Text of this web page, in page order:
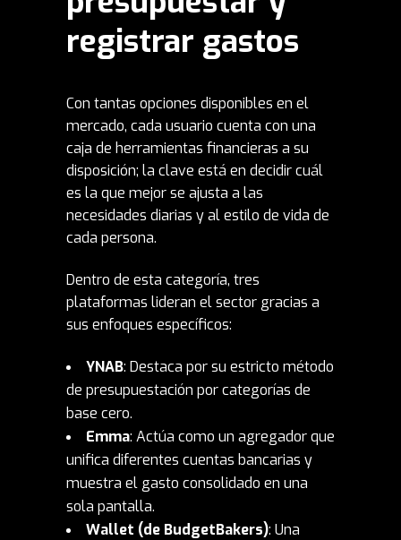
registrar gastos
Con tantas opciones disponibles en el
mercado, cada usuario cuenta con una
caja de herramientas financieras a su
disposición; la clave está en decidir cuál
es la que mejor se ajusta a las
necesidades diarias y al estilo de vida de
cada persona.
Dentro de esta categoría, tres
plataformas lideran el sector gracias a
sus enfoques específicos:
YNAB: Destaca por su estricto método
de presupuestación por categorías de
base cero.
Emma: Actúa como un agregador que
unifica diferentes cuentas bancarias y
muestra el gasto consolidado en una
sola pantalla.
Wallet (de BudgetBakers): Una